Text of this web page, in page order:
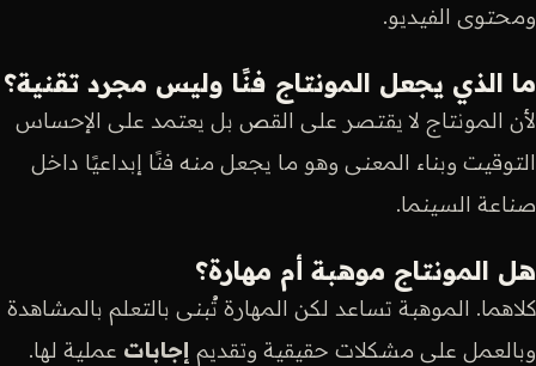
ومحتوى الفيديو.
ما الذي يجعل المونتاج فنًا وليس مجرد تقنية؟
لأن المونتاج لا يقتصر على القص بل يعتمد على الإحساس
التوقيت وبناء المعنى وهو ما يجعل منه فنًا إبداعيًا داخل
صناعة السينما.
هل المونتاج موهبة أم مهارة؟
كلاهما. الموهبة تساعد لكن المهارة تُبنى بالتعلم بالمشاهدة
وبالعمل على مشكلات حقيقية وتقديم إجابات عملية لها.